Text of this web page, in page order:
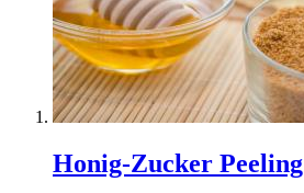
Honig-Zucker Peeling